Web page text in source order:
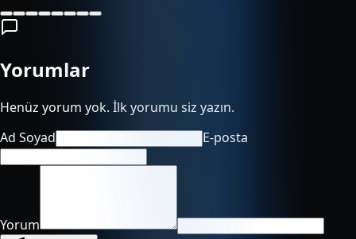
Yorumlar
Henüz yorum yok. İlk yorumu siz yazın.
Ad Soyad
E-posta
Yorum